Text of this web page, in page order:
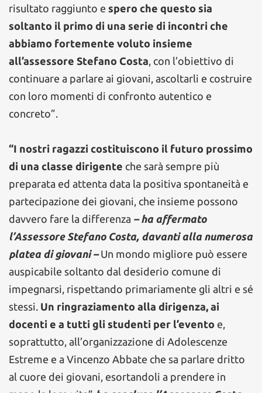
risultato raggiunto e spero che questo sia
soltanto il primo di una serie di incontri che
abbiamo fortemente voluto insieme
all’assessore Stefano Costa, con l’obiettivo di
continuare a parlare ai giovani, ascoltarli e costruire
con loro momenti di confronto autentico e
concreto”.
“I nostri ragazzi costituiscono il futuro prossimo
di una classe dirigente che sarà sempre più
preparata ed attenta data la positiva spontaneità e
partecipazione dei giovani, che insieme possono
davvero fare la differenza – ha affermato
l’Assessore Stefano Costa, davanti alla numerosa
platea di giovani –Un mondo migliore può essere
auspicabile soltanto dal desiderio comune di
impegnarsi, rispettando primariamente gli altri e sé
stessi. Un ringraziamento alla dirigenza, ai
docenti e a tutti gli studenti per l’evento e,
soprattutto, all’organizzazione di Adolescenze
Estreme e a Vincenzo Abbate che sa parlare dritto
al cuore dei giovani, esortandoli a prendere in